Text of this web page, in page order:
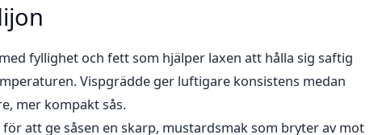
fyllighet och fett som hjälper laxen att hålla sig saftig
Vispgrädde ger luftigare konsistens medan
mer kompakt sås.
att ge såsen en skarp, mustardsmak som bryter av mot